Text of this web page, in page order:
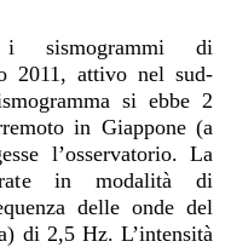
i sismogrammi di
2011, attivo nel sud-
si ebbe 2
in Giappone (a
l’osservatorio. La
in modalità di
delle onde del
di 2,5 Hz. L’intensità